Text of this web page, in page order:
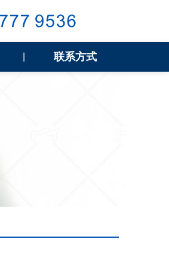
联系方式